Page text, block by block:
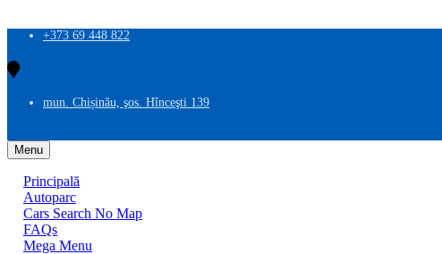
+373 69 448 822
mun. Chișinău, şos. Hînceşti 139
Menu
Principală
Autoparc
Cars Search No Map
FAQs
Mega Menu